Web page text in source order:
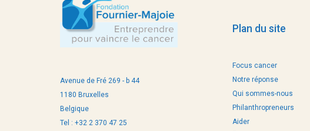
Avenue de Fré 269 - b 44
1180 Bruxelles
Belgique
Tel : +32 2 370 47 25
Plan du site
Focus cancer
Notre réponse
Qui sommes-nous
Philanthropreneurs
Aider